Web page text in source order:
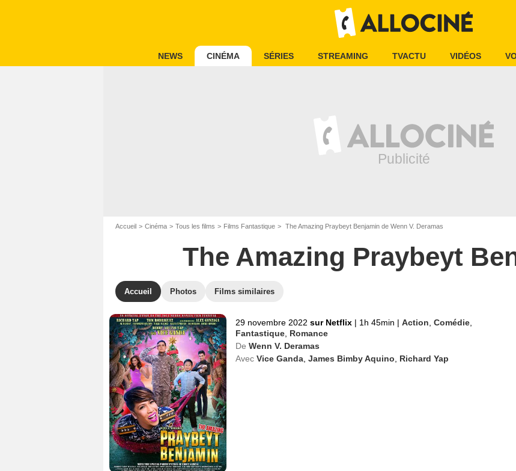
NEWS CINÉMA SÉRIES STREAMING TVACTU VIDÉOS
Accueil Cinéma Tous les films Films Fantastique The Amazing Praybeyt Benjamin de Wenn V. Deramas
The Amazing Praybeyt
Accueil Photos Films similaires
29 novembre 2022 sur Netflix | 1h 45min | Action Comédie
Fantastique Romance
De Wenn V. Deramas
Avec Vice Ganda James Bimby Aquino Richard Yap